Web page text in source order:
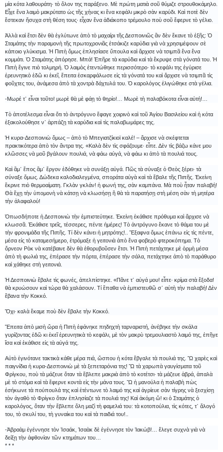
μία κότα λαθουράτη· τὸ ὅλον της παράξενο. Μὲ πρώτη ματιὰ σοῦ θύμιζε στρουθοκάμηλο.
Εἶχε ἕνα λαιμὸ μακρύτατο ὡς τῆς χήνας κι ἕνα κεφάλι μικρὸ σὰν καρύδι. Καὶ ποτὲ δὲν
ἔστεκαν ἥσυχα στὴ θέση τους· εἶχαν ἕνα ἀδιάκοπο τρέμουλο ποὺ σοῦ ἔφερνε τὸ γέλιο.
Ἀλλὰ καὶ ἔτσι δὲν θὰ ἐγλύτωνε ἀπὸ τὸ μαχαίρι τῆς Δεσποινιῶς ἂν δὲν ἔκανε τὸ ἑξῆς: Ὁ
Σταμάτης τὴν παραμονὴ τῆς πρωτοχρονιᾶς ἐτσάκιζε καρύδια γιὰ νὰ χρησιμέψουν σὲ
κάποιο γλύκισμα. Ἡ Πιπὴ ὅμως ἐπλησίασε ὕπουλα καὶ ἄρχισε νὰ τσιμπᾶ ἕνα ἕνα
κομμάτι. Ὁ Σταμάτης ἀπόρησε. Μπά! Ἐπῆρε τὰ καρύδια καὶ τὰ ἔκρυψε στὰ γόνατά του. Ἡ
Πιπὴ ἔγινε πιὸ τολμηρή. Ὁ λαιμὸς ἐτεντώθηκε περισσότερο· τὸ κεφάλι της ἐγύρισε
ἐρευνητικὸ ἐδῶ κι ἐκεῖ, ἔπειτα ἐσκαρφάλωσε εἰς τὰ γόνατά του καὶ ἄρχισε νὰ τσιμπᾶ τὶς
φοῦχτες του, ἀνάμεσα ἀπὸ τὰ χοντρὰ δάχτυλά του. Ὁ καρολόγος ἐλιγώθηκε στὰ γέλια.
-Μωρέ τ᾿ εἶναι τοῦτο! μωρὲ θὰ μὲ φάῃ τὸ θηρίο!… Μωρὲ τὴ παλαβόκοτα εἶναι αὐτή!…
Τὸ ἀποτέλεσμα εἶναι ὅτι τὸ ἀντρόγυνο ἔφαγε χοιρινὸ καὶ τοῦ Ἁγίου Βασιλείου καὶ ἡ κότα
ἐξακολούθησε ν᾿ ἁρπάζῃ τὰ καρύδια καὶ τὶς παλαβωμάρες της.
Ἡ κυρα-Δεσποινιὼ ὅμως – ἀπὸ τὸ Μπεγιατζίκιοϊ καλέ! – ἄρχισε νὰ σκέφτεται
πρακτικότερα ἀπὸ τὸν ἄντρα της. «Καλὰ δὲν τὶς σφάζουμε· εἶπε. Δὲν τὶς βάζω κάνε μου
κλῶσσες νὰ μοῦ βγάλουν πουλιά, νὰ φάω αὐγά, νὰ φάω κι ἀπὸ τὰ πουλιά τους.
Καὶ ἂμ᾿ ἔπος ἂμ᾿ ἔργον ἐδόθηκε νὰ συνάξῃ αὐγά. Πῶς τὰ σύναξε ὁ Θεὸς ξέρει· τὰ
σύναξε ὅμως. Δώδεκα καλοδιαλεγμένα, σποράτα αὐγὰ καὶ τὰ ἔβαλε τῆς Πιπῆς. Ἐκείνη
ἔκρινε πιὸ θερμοαίματη. Γκλὰν γκλάν! ἡ φωνή της, σὰν καμπάνα. Μὰ ποὺ ἦταν παλαβή!
Θὰ ἔχῃ τὴν ὑπομονὴ νὰ κάτσῃ νὰ κλωσήσῃ ἢ θὰ τὰ παρατήσῃ στὴ μέση σὰν τὴ μητέρα
τὴν ἀλαφαλού!
Ὁπωσδήποτε ἡ Δεσποινιὼ τὴν ἐμπιστεύτηκε. Ἐκείνη ἐκάθισε πρόθυμα καὶ ἄρχισε νὰ
κλωσσᾶ. Ἐκάθισε τρεῖς, τέσσερες, πέντε ἡμέρες! Τὸ ἀντρόγυνο ἔκανε τὸ θάμα του μὲ
τὴν φρονιμάδα τῆς Πιπῆς. Τί δὲν κάνει ἡ μητρότης!.. Ἔξαφνα ὅμως ἐπάνω εἰς τὶς πέντε,
μέσα εἰς τὸ καταμεσήμερο, ἐτρόμαξε ἡ γειτονιὰ ἀπὸ ἕνα φοβερὸ φτεροκόπημα. Τὸ
ὄρνεον Ρὸκ νὰ κατέβαινε δὲν θὰ ἐθορυβοῦσεν ἔτσι. Ἡ Πιπὴ πετάχτηκε μὲ ὁρμὴ μέσα
ἀπὸ τὴ φωλιά της, ἐπέρασε τὴν πόρτα, ἐπέρασε τὴν σάλα, πετάχτηκε ἀπὸ τὸ παράθυρο
καὶ χάθηκε στὴ γειτονιά.
Ἡ Δεσποινιὼ ἔβαλε τὶς φωνές, ἀπελπίστηκε. «Πᾶνε τ᾿ αὐγά μου! εἶπε· κρίμα στὰ ἔξοδα!
θὰ κρυώσουν καὶ τώρα θὰ χαλάσουν. Τί ἔπαθα νὰ ἐμπιστευθῶ σ᾿ αὐτὴ τὴν παλαβή! Δὲν
ἔβανα τὴν Κοκκό.
Ὄχι· καλὰ ἔκαμε ποὺ δὲν ἔβαλε τὴν Κοκκό.
Ἔπειτα ἀπὸ μισὴ ὥρα ἡ Πιπὴ ἐφάνηκε πηδηχτὴ ταρναριστή, ἀνέβηκε τὴν σκάλα
γυρίζοντας ἐδῶ κι ἐκεῖ ἐρευνητικὰ τὸ κεφάλι, μὲ τὸν μακρὺ τρεμουλιαστὸ λαιμό της, ἐπῆγε
ἴσα καὶ ἐκάθισε εἰς τὰ αὐγά της.
Αὐτὸ ἐγινότανε τακτικὰ κάθε μέρα πιά, ὥσπου ἡ κότα ἔβγαλε τὰ πουλιά της. Ὢ χαρὲς καὶ
παιγνίδια ἡ κυρα-Δεσποινιὼ μὲ τὰ ξεπεταρόνια της! Ὢ τὰ χαρωπὰ γαυγίσματα τοῦ
Φρίγκου, ποὺ τὰ μάζευε ὅταν τὰ ἔβλεπε μακριὰ ἀπὸ τὸ κοτέτσι· τὰ μάζευε ἁβρά, ἁπαλὰ
μὲ τὸ στόμα καὶ τὰ ἔφερνε κοντὰ εἰς τὴν μάνα τους. Ὢ ἡ μανούλα ἡ παλαβὴ πὼς
ἐσήκωνε τὰ πούπουλά της καὶ ἐτέντωνε τὸ λαιμό της καὶ ἀγρίευε σὰν τίγρης νὰ ξεσχίσῃ
τὸν ἀγαθὸ τὸ Φρίγκο ὅταν ἐπλησίαζε τὰ πουλιά της! Καὶ ἀκόμη ὤ! κι ὁ Σταμάτης ὁ
καρολόγος, ὅταν τὴν ἔβλεπε ὅλη μαζὶ τὴ φαμελιά του: τὰ κοτοπούλια, τὶς κότες, τ᾿ ἄλογό
του, τὸ σκυλί του, τὴ γυναίκα του καὶ τὰ παιδιά του!..
-Ἀβραὰμ ἐγέννησε τὸν Ἰσαάκ, Ἰσαὰκ δὲ ἐγέννησε τὸν Ἰακώβ!… ἔλεγε συχνὰ γιὰ νὰ
δείξῃ τὴν ἀφθονίαν τῶν κτημάτων του…
* * *